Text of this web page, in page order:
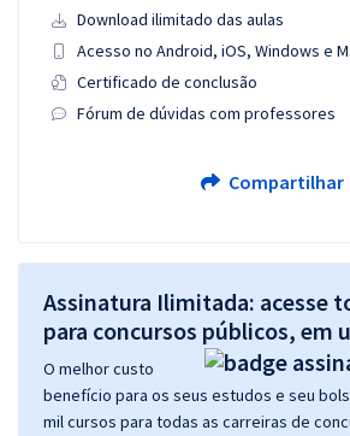
Download ilimitado das aulas
Acesso no Android, iOS, Windows e
Certificado de conclusão
Fórum de dúvidas com professores
Compartilhar
Assinatura Ilimitada: acesse
para concursos públicos, em
O melhor custo
benefício para os seus estudos e seu
mil cursos para todas as carreiras de